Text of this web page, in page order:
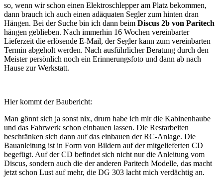
so, wenn wir schon einen Elektroschlepper am Platz bekommen,
dann brauch ich auch einen adäquaten Segler zum hinten dran
Hängen. Bei der Suche bin ich dann beim Discus 2b von Paritech
hängen geblieben. Nach immerhin 16 Wochen vereinbarter
Lieferzeit die erlösende E-Mail, der Segler kann zum vereinbarten
Termin abgeholt werden. Nach ausführlicher Beratung durch den
Meister persönlich noch ein Erinnerungsfoto und dann ab nach
Hause zur Werkstatt.
Hier kommt der Baubericht:
Man gönnt sich ja sonst nix, drum habe ich mir die Kabinenhaube
und das Fahrwerk schon einbauen lassen. Die Restarbeiten
beschränken sich dann auf das einbauen der RC-Anlage. Die
Bauanleitung ist in Form von Bildern auf der mitgelieferten CD
begefügt. Auf der CD befindet sich nicht nur die Anleitung vom
Discus, sondern auch die der anderen Paritech Modelle, das macht
jetzt schon Lust auf mehr, die DG 303 lacht mich verdächtig an.